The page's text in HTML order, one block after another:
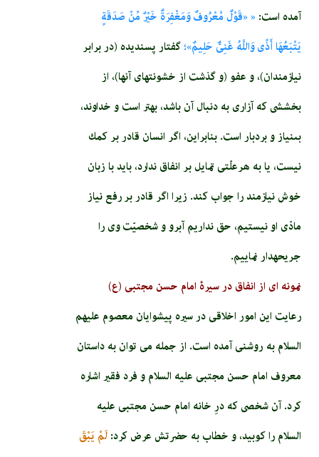
آمده است: « «قَوْلٌ مَّعْرُوفٌ وَمَغْفِرَةٌ خَيْرٌ مِّنْ صَدَقَةٍ
يَتْبَعُهَا أَذًى وَاللَّهُ غَنِىٌّ حَلِيمٌ»؛ گفتار پسنديده (در برابر
نيازمندان)، و عفو (و گذشت از خشونتهاى آنها)، از
بخششى كه آزارى به دنبال آن باشد، بهتر است و خداوند،
بى‏نياز و بردبار است. بنابراين، اگر انسان قادر بر كمك
نيست، يا به هرعلّتى تمايل بر انفاق ندارد، بايد با زبان
خوش نيازمند را جواب كند. زيرا اگر قادر بر رفع نياز
مادّى او نيستيم، حق نداريم آبرو و شخصيّت وى را
جريحه‏دار نماييم.
نمونه ای از انفاق در سیرۀ امام حسن مجتبی (ع)
رعايت اين امور اخلاقى در سيره پيشوايان معصوم عليهم
السلام به روشنى آمده است. از جمله مى ‏توان به داستان
معروف امام‏ حسن‏ مجتبى عليه السلام و فرد فقير اشاره
كرد. آن شخصى که درِ خانه امام حسن مجتبى عليه
السلام را كوبيد، و خطاب به حضرتش عرض كرد: لَمْ يَبْقَ